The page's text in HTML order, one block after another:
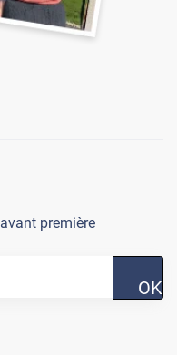
première
OK